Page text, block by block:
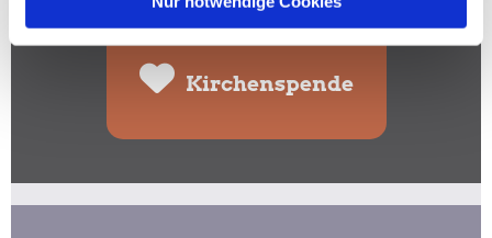
Kirchenspende